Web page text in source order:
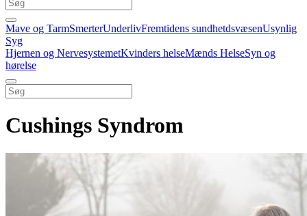
Mave og TarmSmerterUnderlivFremtidens sundhetdsvæsenUsynlig
Syg
Hjernen og NervesystemetKvinders helseMænds HelseSyn og
hørelse
Cushings Syndrom